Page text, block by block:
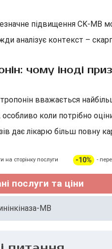
підвищення CK-MB
аналізує контекст –
чому іноді
тропонін вважається
особливо коли потрібно
дає лікарю більш повну
на сторінку послуги -10% -
послуги та ціни
МВ